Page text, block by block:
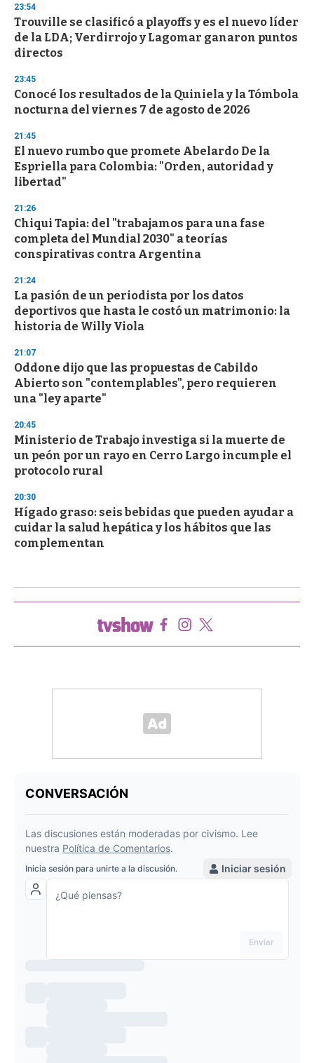
d
s
o
f
3
s
e
c
o
d
s
23:54
Trouville se clasificó a playoffs y es el nuevo líder
de la LDA; Verdirrojo y Lagomar ganaron puntos
directos
23:45
Conocé los resultados de la Quiniela y la Tómbola
nocturna del viernes 7 de agosto de 2026
21:45
El nuevo rumbo que promete Abelardo De la
Espriella para Colombia: "Orden, autoridad y
libertad"
21:26
Chiqui Tapia: del "trabajamos para una fase
completa del Mundial 2030" a teorías
conspirativas contra Argentina
21:24
La pasión de un periodista por los datos
deportivos que hasta le costó un matrimonio: la
historia de Willy Viola
21:07
Oddone dijo que las propuestas de Cabildo
Abierto son "contemplables", pero requieren
una "ley aparte"
20:45
Ministerio de Trabajo investiga si la muerte de
un peón por un rayo en Cerro Largo incumple el
protocolo rural
20:30
Hígado graso: seis bebidas que pueden ayudar a
cuidar la salud hepática y los hábitos que las
complementan